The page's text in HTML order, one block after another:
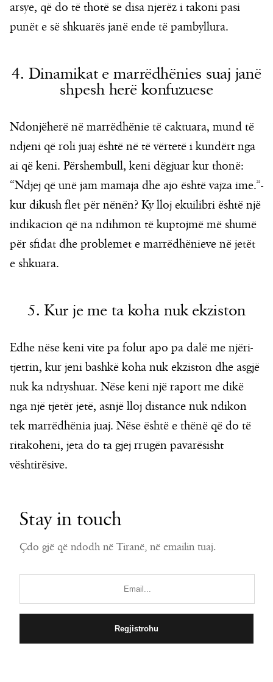
arsye, që do të thotë se disa njerëz i takoni pasi
punët e së shkuarës janë ende të pambyllura.
4. Dinamikat e marrëdhënies suaj janë
shpesh herë konfuzuese
Ndonjëherë në marrëdhënie të caktuara, mund të
ndjeni që roli juaj është në të vërtetë i kundërt nga
ai që keni. Përshembull, keni dëgjuar kur thonë:
“Ndjej që unë jam mamaja dhe ajo është vajza ime.”-
kur dikush flet për nënën? Ky lloj ekuilibri është një
indikacion që na ndihmon të kuptojmë më shumë
për sfidat dhe problemet e marrëdhënieve në jetët
e shkuara.
5. Kur je me ta koha nuk ekziston
Edhe nëse keni vite pa folur apo pa dalë me njëri-
tjetrin, kur jeni bashkë koha nuk ekziston dhe asgjë
nuk ka ndryshuar. Nëse keni një raport me dikë
nga një tjetër jetë, asnjë lloj distance nuk ndikon
tek marrëdhënia juaj. Nëse është e thënë që do të
ritakoheni, jeta do ta gjej rrugën pavarësisht
vështirësive.
Stay in touch
Çdo gjë që ndodh në Tiranë, në emailin tuaj.